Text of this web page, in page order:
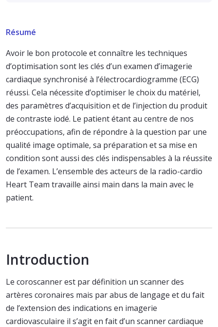
Résumé
Avoir le bon protocole et connaître les techniques
d’optimisation sont les clés d’un examen d’imagerie
cardiaque synchronisé à l’électrocardiogramme (ECG)
réussi. Cela nécessite d’optimiser le choix du matériel,
des paramètres d’acquisition et de l’injection du produit
de contraste iodé. Le patient étant au centre de nos
préoccupations, afin de répondre à la question par une
qualité image optimale, sa préparation et sa mise en
condition sont aussi des clés indispensables à la réussite
de l’examen. L’ensemble des acteurs de la radio-cardio
Heart Team travaille ainsi main dans la main avec le
patient.
Introduction
Le coroscanner est par définition un scanner des
artères coronaires mais par abus de langage et du fait
de l’extension des indications en imagerie
cardiovasculaire il s’agit en fait d’un scanner cardiaque